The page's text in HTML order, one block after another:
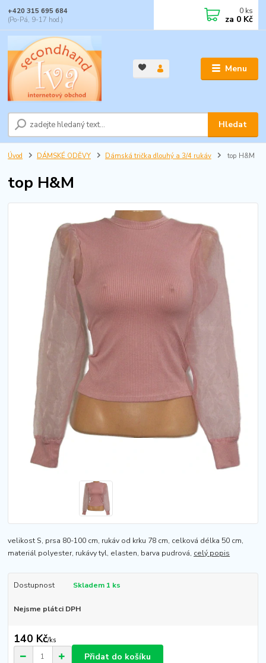
Menu
Hledat
+420 315 695 684
(Po-Pá, 9-17 hod.)
0 ks
za 0 Kč
Úvod DÁMSKÉ ODĚVY Dámská trička dlouhý a 3/4 rukáv top H&M
top H&M
velikost S, prsa 80-100 cm, rukáv od krku 78 cm, celková délka 50 cm,
materiál polyester, rukávy tyl, elasten, barva pudrová, celý popis
Dostupnost Skladem 1 ks
Nejsme plátci DPH
140 Kč/ks
Přidat do košíku